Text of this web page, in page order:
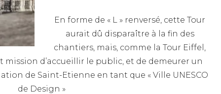
En forme de « L » renversé, cette Tour
aurait dû disparaître à la fin des
chantiers, mais, comme la Tour Eiffel,
mission d’accueillir le public, et de demeurer un
de Saint-Etienne en tant que « Ville UNESCO
de Design »